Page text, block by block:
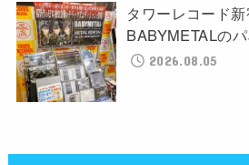
タワーレコード
BABYMETALの
2026.08.05